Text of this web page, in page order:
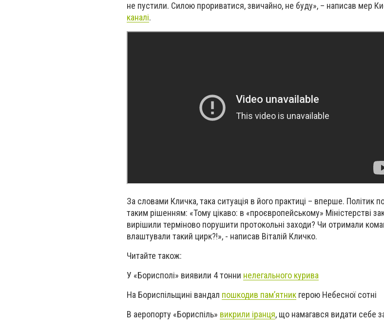
не пустили. Силою прориватися, звичайно, не буду», – написав мер
каналі.
За словами Кличка, така ситуація в його практиці – вперше. Політик
таким рішенням: «Тому цікаво: в «проєвропейському» Міністерстві
вирішили терміново порушити протокольні заходи? Чи отримали
влаштували такий цирк?!», - написав Віталій Кличко.
Читайте також:
У «Борисполі» виявили 4 тонни нелегального курива
На Бориспільщині вандал пошкодив пам’ятник герою Небесної сотні
В аеропорту «Бориспіль» викрили іранця, що намагався видати себе